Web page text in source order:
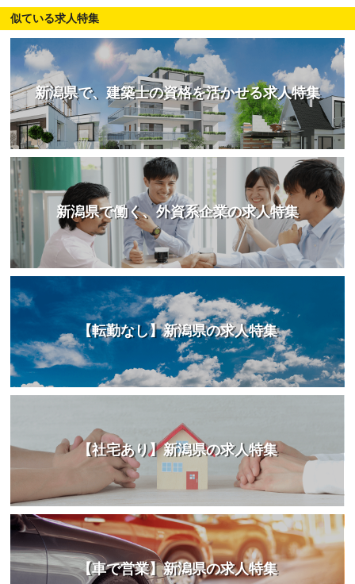
似ている求人特集
新潟県で、建築士の資格を活かせる求人特集
新潟県で働く、外資系企業の求人特集
【転勤なし】新潟県の求人特集
【社宅あり】新潟県の求人特集
【車で営業】新潟県の求人特集